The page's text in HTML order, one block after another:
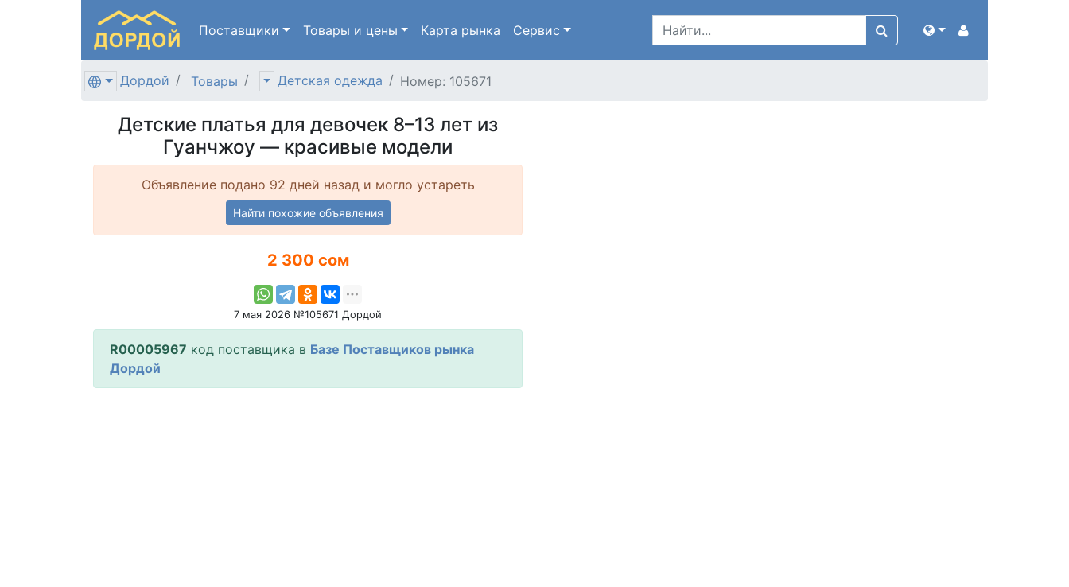
Поставщики Товары и цены Карта рынка Сервис
Дордой Товары Детская одежда Номер: 105671
Детские платья для девочек 8–13 лет из
Гуанчжоу — красивые модели
Объявление подано 92 дней назад и могло устареть
Найти похожие объявления
2 300 сом
7 мая 2026 №105671 Дордой
R00005967 код поставщика в Базе Поставщиков рынка
Дордой